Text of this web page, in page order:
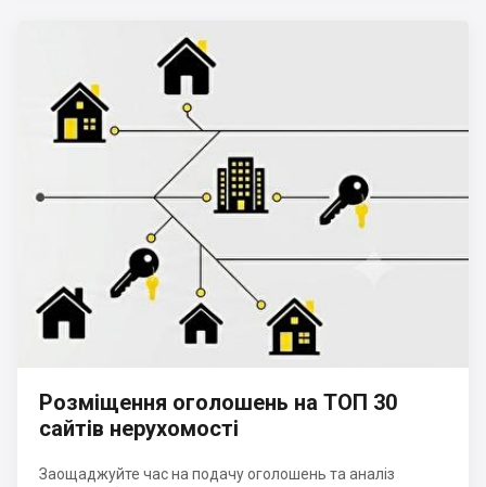
Розміщення оголошень на ТОП 30
сайтів нерухомості
Заощаджуйте час на подачу оголошень та аналіз